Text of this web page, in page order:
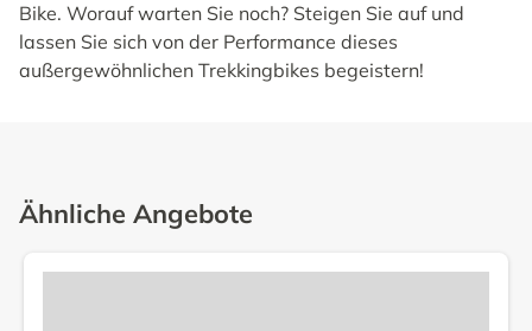
Bike. Worauf warten Sie noch? Steigen Sie auf und
lassen Sie sich von der Performance dieses
außergewöhnlichen Trekkingbikes begeistern!
Ähnliche Angebote